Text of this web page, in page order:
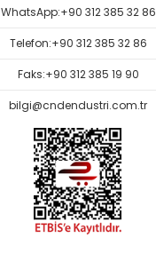
WhatsApp:+90 312 385 32 86
Telefon:+90 312 385 32 86
Faks:+90 312 385 19 90
bilgi@cndendustri.com.tr